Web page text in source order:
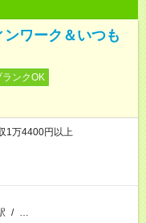
ワーク＆いつも
ランクOK
万4400円以上
/ …